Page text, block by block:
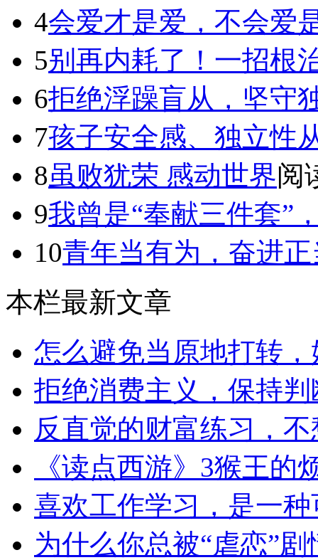
4会爱才是爱，不会爱
5别再内耗了！一招根
6拒绝浮躁盲从，坚守
7孩子安全感、独立性
8虽败犹荣 感动世界阅
9我曾是“奉献三件套”
10青年当有为，奋进
本栏最新文章
怎么避免当原地打转
拒绝消费主义，保持
反直觉的财富练习，
《读点西游》3猴王的
喜欢工作学习，是一
为什么你总被“虐恋”剧